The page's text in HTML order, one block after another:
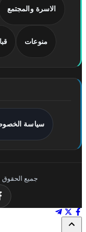
الاسرة والمجتمع
منوعات
سياسة
جميع